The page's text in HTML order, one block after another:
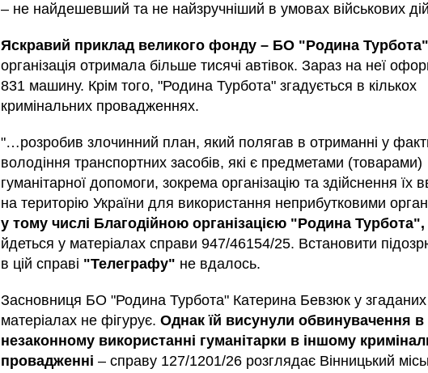
– не найдешевший та не найзручніший в умовах військових дій
Яскравий приклад великого фонду – БО "Родина
організація отримала більше тисячі автівок. Зараз на неї
831 машину. Крім того, "Родина Турбота" згадується в кількох
кримінальних провадженнях.
"…розробив злочинний план, який полягав в отриманні у
володіння транспортних засобів, які є предметами (товарами)
гуманітарної допомоги, зокрема організацію та здійснення їх
на територію України для використання неприбутковими
у тому числі Благодійною організацією "Родина Турбота",
йдеться у матеріалах справи 947/46154/25. Встановити
в цій справі "Телеграфу" не вдалось.
Засновниця БО "Родина Турбота" Катерина Бевзюк у згаданих
матеріалах не фігурує. Однак їй висунули обвинувачення в
незаконному використанні гуманітарки в іншому
провадженні – справу 127/1201/26 розглядає Вінницький